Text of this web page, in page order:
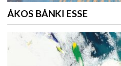
ÁKOS BÁNKI ESSE